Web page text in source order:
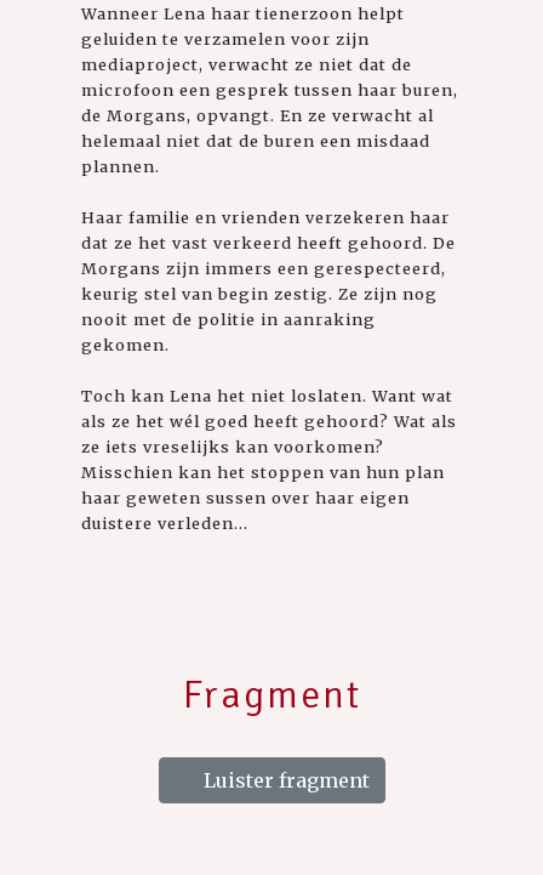
Wanneer Lena haar tienerzoon helpt
geluiden te verzamelen voor zijn
mediaproject, verwacht ze niet dat de
microfoon een gesprek tussen haar buren,
de Morgans, opvangt. En ze verwacht al
helemaal niet dat de buren een misdaad
plannen.
Haar familie en vrienden verzekeren haar
dat ze het vast verkeerd heeft gehoord. De
Morgans zijn immers een gerespecteerd,
keurig stel van begin zestig. Ze zijn nog
nooit met de politie in aanraking
gekomen.
Toch kan Lena het niet loslaten. Want wat
als ze het wél goed heeft gehoord? Wat als
ze iets vreselijks kan voorkomen?
Misschien kan het stoppen van hun plan
haar geweten sussen over haar eigen
duistere verleden...
Fragment
Luister fragment